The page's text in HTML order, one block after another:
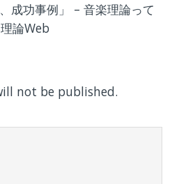
成功事例」 – 音楽理論って
論Web
not be published.